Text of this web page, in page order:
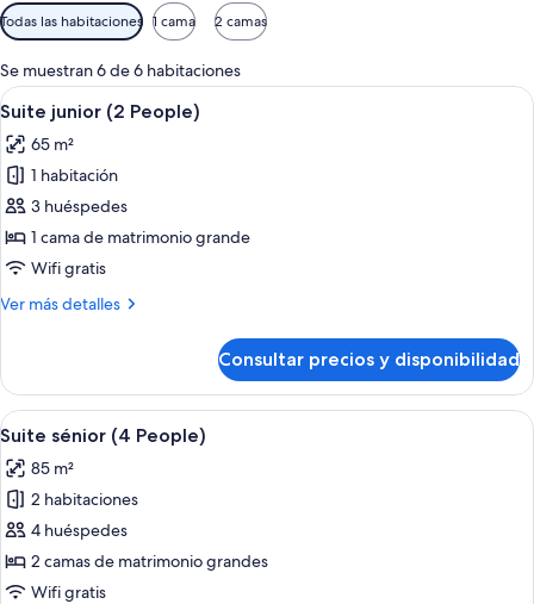
Filtros
disponibles
para
las
habitaciones
Todas las habitaciones 1 cama 2 camas
Se muestran 6 de 6 habitaciones
Abrir
todas
las
fotos
de
Suite
junior
People)
Una habitación de hotel con una
7
Suite junior (2 People)
65 m²
1 habitación
3 huéspedes
1 cama de matrimonio grande
Wifi gratis
Ver más detalles
Más
junior
(2
People)
Consultar precios y disponibilidad
Abrir
todas
las
fotos
de
Suite
sénior
Una sala de estar con un sofá gris,
8
Suite sénior (4 People)
85 m²
2 habitaciones
4 huéspedes
2 camas de matrimonio grandes
Wifi gratis